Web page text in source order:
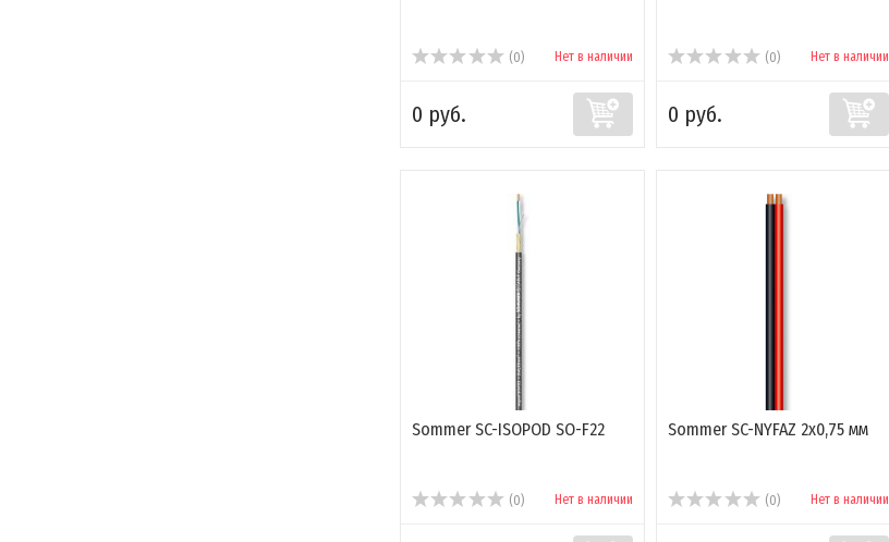
(0) Нет в наличии
0 руб.
(0) Нет в наличии
0 руб.
Sommer SC-ISOPOD SO-F22
(0) Нет в наличии
Sommer SC-NYFAZ 2x0,75 мм
(0) Нет в наличии